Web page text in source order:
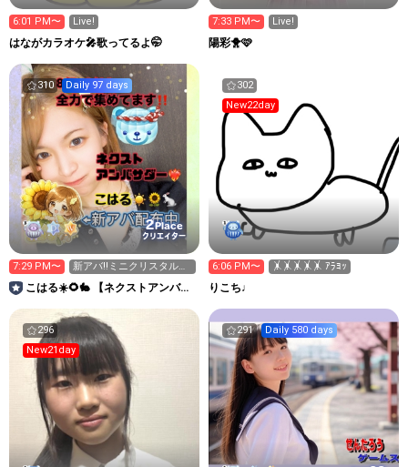
6:01 PM〜 Live!
はながカラオケ🎤歌ってるよ🤭
7:33 PM〜 Live!
陽彩🐥🩷
310 Daily 97 days
2Place
クリエイター
7:29 PM〜
新アバ‼️ミニクリスタルク
マ🧸💎が欲しいです！
こはる☀️🌻🐇 【ネクストアンバサ
302
New22day
6:06 PM〜 🤸🤸🤸🤸🤸 ｱﾗﾖｯ
りこち♩
296
New21day
291 Daily 580 days